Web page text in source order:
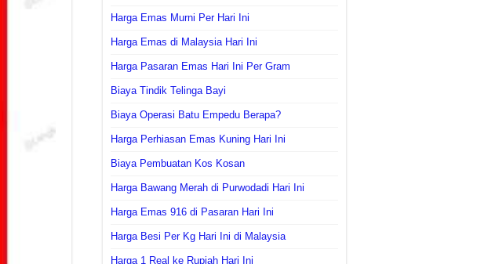
Harga Emas Murni Per Hari Ini
Harga Emas di Malaysia Hari Ini
Harga Pasaran Emas Hari Ini Per Gram
Biaya Tindik Telinga Bayi
Biaya Operasi Batu Empedu Berapa?
Harga Perhiasan Emas Kuning Hari Ini
Biaya Pembuatan Kos Kosan
Harga Bawang Merah di Purwodadi Hari Ini
Harga Emas 916 di Pasaran Hari Ini
Harga Besi Per Kg Hari Ini di Malaysia
Harga 1 Real ke Rupiah Hari Ini